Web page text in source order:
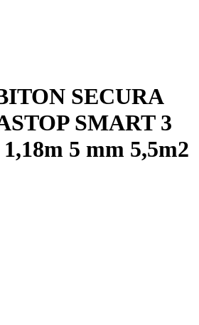
SECURA
SMART 3
5 mm 5,5m2